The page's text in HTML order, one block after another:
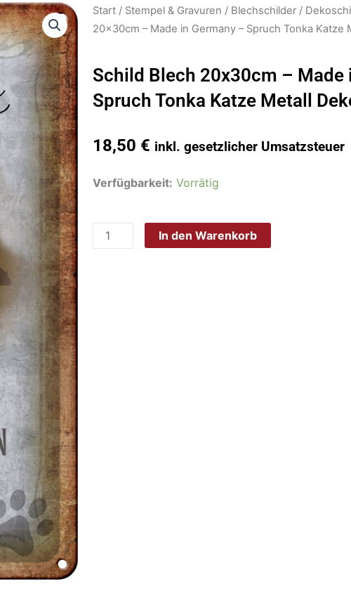
Start / Stempel & Gravuren / Blechschilder /
20x30cm – Made in Germany – Spruch Tonka Katze
Schild Blech 20x30cm – Made
Spruch Tonka Katze Metall
18,50 € inkl. gesetzlicher Umsatzsteuer
Verfügbarkeit: Vorrätig
Schild
In den Warenkorb